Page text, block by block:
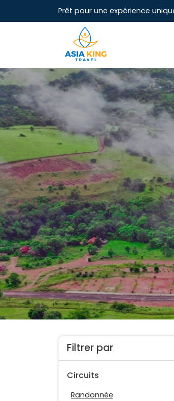
Prêt pour une expérience
Filtrer par
Circuits
Randonnée